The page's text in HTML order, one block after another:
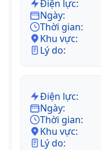
Điện lực:
Ngày:
Thời gian:
Khu vực:
Lý do:
Điện lực:
Ngày:
Thời gian:
Khu vực:
Lý do: